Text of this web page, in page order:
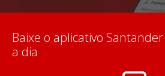
Baixe o aplicativo
a dia